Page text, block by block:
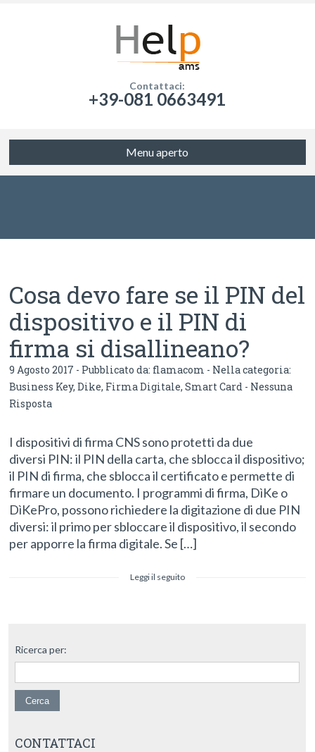
Contattaci:
+39-081 0663491
Menu aperto
Cosa devo fare se il PIN del
dispositivo e il PIN di
firma si disallineano?
9 Agosto 2017 - Pubblicato da: flamacom - Nella categoria:
Business Key,Dike, Firma Digitale,Smart Card - Nessuna
Risposta
I dispositivi di firma CNS sono protetti da due
diversi PIN: il PIN della carta, che sblocca il dispositivo;
il PIN di firma, che sblocca il certificato e permette di
firmare un documento. I programmi di firma, DìKe o
DìKePro, possono richiedere la digitazione di due PIN
diversi: il primo per sbloccare il dispositivo, il secondo
per apporre la firma digitale. Se […]
Leggi il seguito
Ricerca per:
CONTATTACI